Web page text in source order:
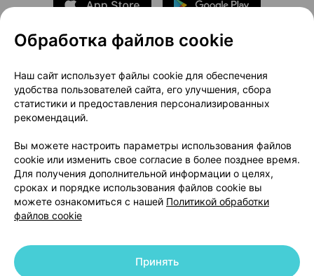
О проекте
Новости проекта
Размещение рекламы
Медицинский маркетинг
Публичный договор
Доставка
Способы оплаты
Вакансии
Партнеры
Написать руководителю 103.by
Написать в поддержку
Персональные настройки Cookie
Обработка файлов cookie
Наш сайт использует файлы cookie для обеспечения
удобства пользователей сайта, его улучшения, сбора
статистики и предоставления персонализированных
рекомендаций.
Вы можете настроить параметры использования файлов
cookie или изменить свое согласие в более позднее время.
Для получения дополнительной информации о целях,
сроках и порядке использования файлов cookie вы
можете ознакомиться с нашей Политикой обработки
файлов cookie
Принять